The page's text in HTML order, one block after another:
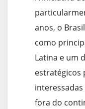
anos, o
como
Latina e um
estratégicos
fora do